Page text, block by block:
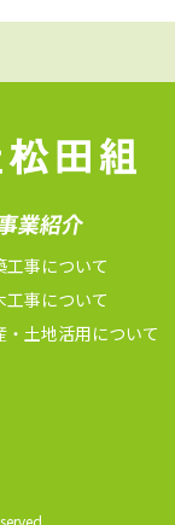
業紹介
工事について
工事について
・土地活用について